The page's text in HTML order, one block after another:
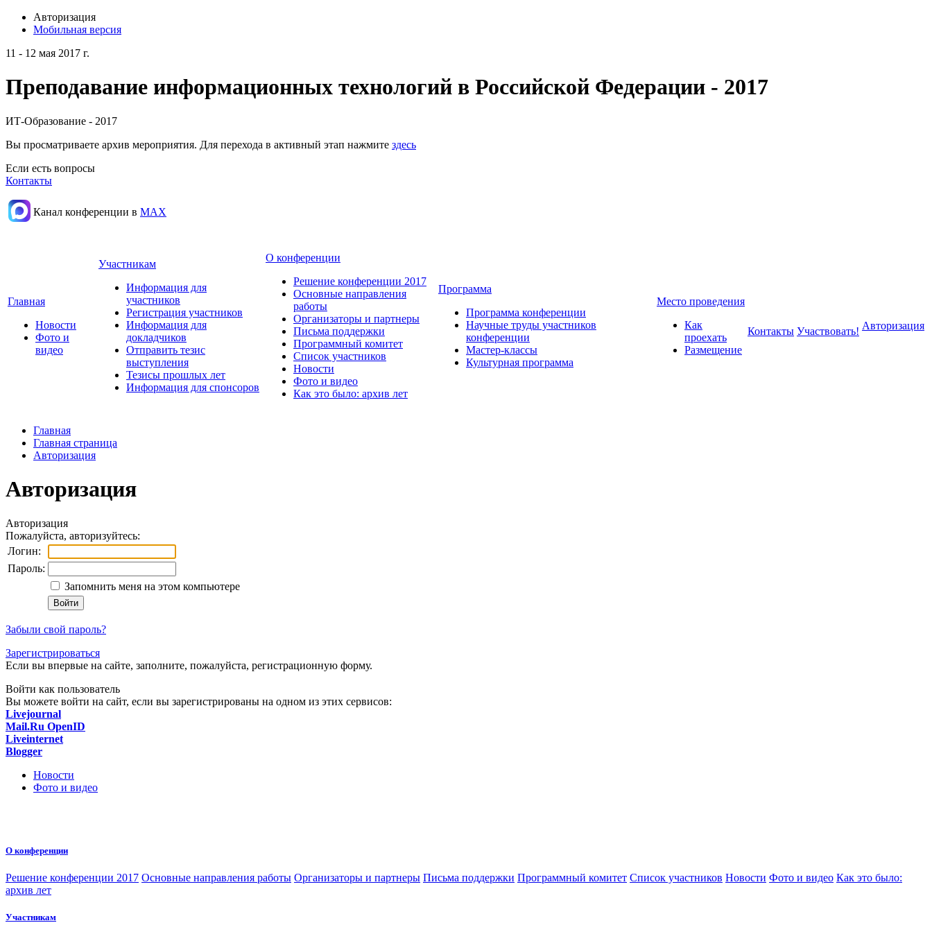
Авторизация
Мобильная версия
11 - 12 мая 2017 г.
Преподавание информационных технологий в Российской Федерации - 2017
ИТ-Образование - 2017
Вы просматриваете архив мероприятия. Для перехода в активный этап нажмите здесь
Если есть вопросы
Контакты
Канал конференции в МАХ
Главная
Новости
Фото и
видео
Участникам
Информация для
участников
Регистрация участников
Информация для
докладчиков
Отправить тезис
выступления
Тезисы прошлых лет
Информация для спонсоров
О конференции
Решение конференции 2017
Основные направления
работы
Организаторы и партнеры
Письма поддержки
Программный комитет
Список участников
Новости
Фото и видео
Как это было: архив лет
Программа
Программа конференции
Научные труды участников
конференции
Мастер-классы
Культурная программа
Место проведения
Как
проехать
Размещение
Контакты Участвовать! Авторизация
Главная
Главная страница
Авторизация
Авторизация
Авторизация
Пожалуйста, авторизуйтесь:
Логин:
Пароль:
Запомнить меня на этом компьютере
Забыли свой пароль?
Зарегистрироваться
Если вы впервые на сайте, заполните, пожалуйста, регистрационную форму.
Войти как пользователь
Вы можете войти на сайт, если вы зарегистрированы на одном из этих сервисов:
Livejournal
Mail.Ru OpenID
Liveinternet
Blogger
Новости
Фото и видео
О конференции
Решение конференции 2017 Основные направления работы Организаторы и партнеры Письма поддержки Программный комитет Список участников Новости Фото и видео Как это было:
архив лет
Участникам